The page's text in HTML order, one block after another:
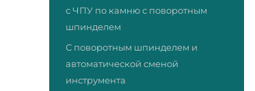
с ЧПУ по камню с поворотным
шпинделем
С поворотным шпинделем и
автоматической сменой
инструмента